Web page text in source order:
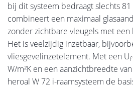
bij dit systeem bedraagt slechts
combineert een maximaal
zonder zichtbare vleugels met
Het is veelzijdig inzetbaar,
vliesgevelinzetelement. Met een Uf
W/m²K en een aanzichtbreedte
heroal W 72 i-raamsysteem de